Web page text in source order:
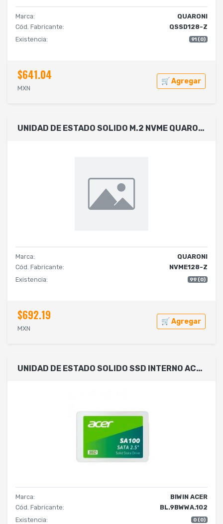
Marca:
QUARONI
Cód. Fabricante:
QSSD128-Z
Existencia:
91 (0)
$641.04
MXN
🛒 Agregar
UNIDAD DE ESTADO SOLIDO M.2 NVME QUARONI/128GB/PCIE/3.0X4/LECT 2000MB/S/ESCRIT 1600MB/S
Marca:
QUARONI
Cód. Fabricante:
NVME128-Z
Existencia:
99 (0)
$692.19
MXN
🛒 Agregar
UNIDAD DE ESTADO SOLIDO SSD INTERNO ACER SA100 240GB 2.5 SATA3 LECT.560 ESCRIT. 500 MBS 7MM PC LAPTOP MINIPC BL.9BWWA.102
Marca:
BIWIN ACER
Cód. Fabricante:
BL.9BWWA.102
Existencia:
0 (0)